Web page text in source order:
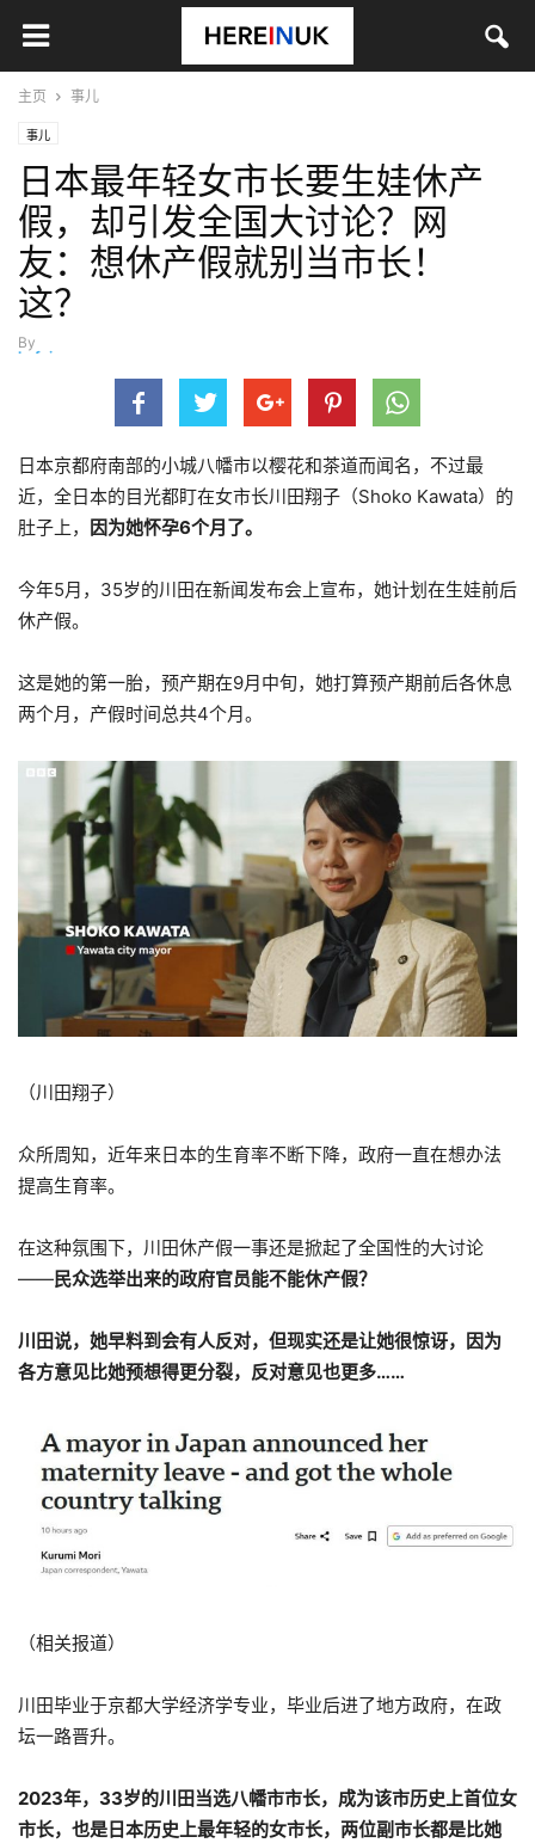
主页 事儿
事儿
日本最年轻女市长要生娃休产
假，却引发全国大讨论？网
友：想休产假就别当市长！
这？
By
hefei
日本京都府南部的小城八幡市以樱花和茶道而闻名，不过最
近，全日本的目光都盯在女市长川田翔子（Shoko Kawata）的
肚子上， 因为她怀孕6个月了。
今年5月，35岁的川田在新闻发布会上宣布，她计划在生娃前后
休产假。
这是她的第一胎，预产期在9月中旬，她打算预产期前后各休息
两个月，产假时间总共4个月。
（川田翔子）
众所周知，近年来日本的生育率不断下降，政府一直在想办法
提高生育率。
在这种氛围下，川田休产假一事还是掀起了全国性的大讨论
——民众选举出来的政府官员能不能休产假？
川田说，她早料到会有人反对，但现实还是让她很惊讶，因为
各方意见比她预想得更分裂，反对意见也更多……
（相关报道）
川田毕业于京都大学经济学专业，毕业后进了地方政府，在政
坛一路晋升。
2023年，33岁的川田当选八幡市市长，成为该市历史上首位女
市长，也是日本历史上最年轻的女市长，两位副市长都是比她